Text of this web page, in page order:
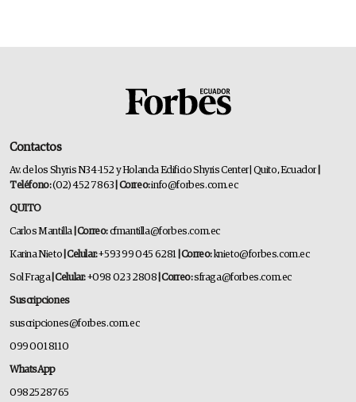
Contactos
Av. de los Shyris N34-152 y Holanda Edificio Shyris Center | Quito, Ecuador
Teléfono:(02) 452 7863 | Correo:info@forbes.com.ec
QUITO
Carlos Mantilla | Correo:cfmantilla@forbes.com.ec
Karina Nieto | Celular:+593 99 045 6281 | Correo: knieto@forbes.com.ec
Sol Fraga | Celular:+098 023 2808 | Correo:sfraga@forbes.com.ec
Suscripciones
suscripciones@forbes.com.ec
099 001 8110
WhatsApp
0982528765